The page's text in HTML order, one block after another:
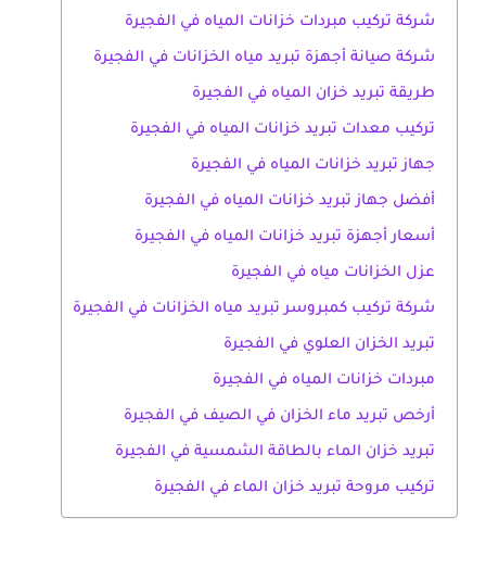
شركة تركيب مبردات خزانات المياه في الفجيرة
شركة صيانة أجهزة تبريد مياه الخزانات في الفجيرة
طريقة تبريد خزان المياه في الفجيرة
تركيب معدات تبريد خزانات المياه في الفجيرة
جهاز تبريد خزانات المياه في الفجيرة
أفضل جهاز تبريد خزانات المياه في الفجيرة
أسعار أجهزة تبريد خزانات المياه في الفجيرة
عزل الخزانات مياه في الفجيرة
شركة تركيب كمبروسر تبريد مياه الخزانات في الفجيرة
تبريد الخزان العلوي في الفجيرة
مبردات خزانات المياه في الفجيرة
أرخص تبريد ماء الخزان في الصيف في الفجيرة
تبريد خزان الماء بالطاقة الشمسية في الفجيرة
تركيب مروحة تبريد خزان الماء في الفجيرة